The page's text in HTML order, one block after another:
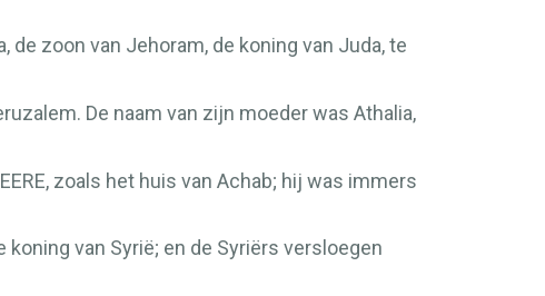
de zoon van Jehoram, de koning van Juda, te
De naam van zijn moeder was Athalia,
, zoals het huis van Achab; hij was immers
van Syrië; en de Syriërs versloegen